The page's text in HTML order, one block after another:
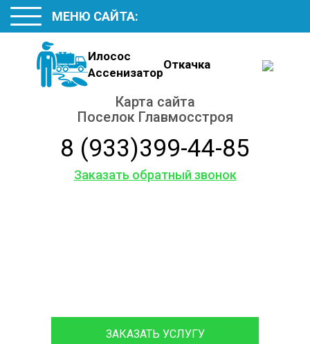
Илосос
Ассенизатор
Откачка
Карта сайта
Поселок Главмосстроя
8 (933)399-44-85
Заказать обратный звонок
МЕНЮ САЙТА:
ЗАКАЗАТЬ УСЛУГУ